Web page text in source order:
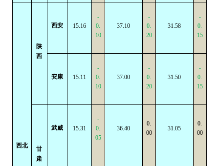
西北
陕
西
西安 15.16
-
0.
10
37.10
-
0.
20
31.58
-
0.
15
安康 15.11
-
0.
10
37.00
-
0.
20
31.50
-
0.
15
甘
肃
武威 15.31
-
0.
05
36.40
0.
00
31.05
0.
00